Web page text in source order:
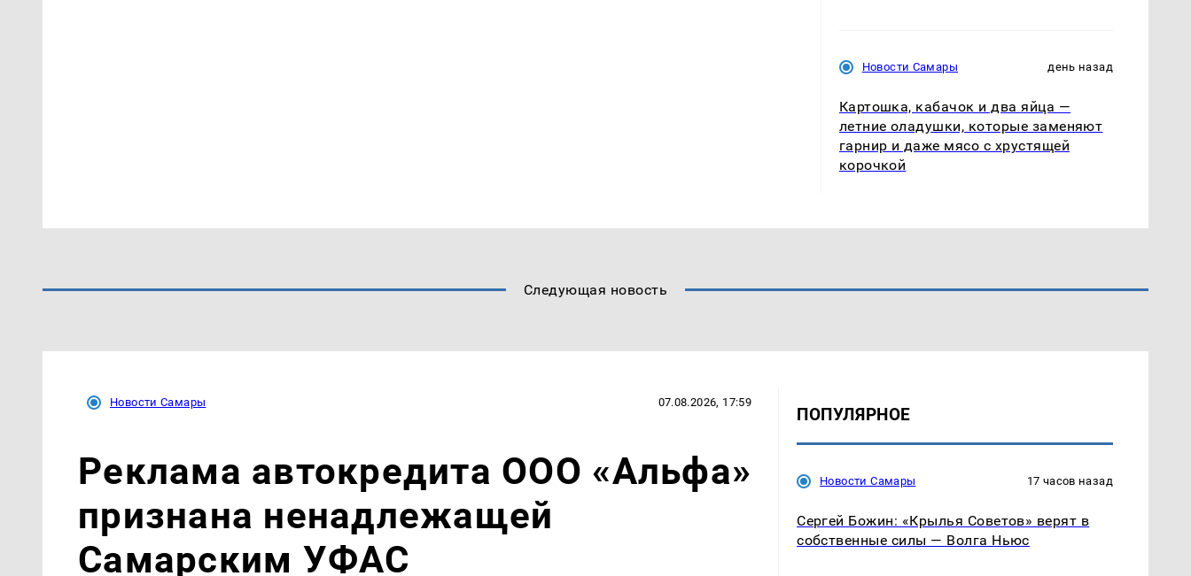
Новости Самары день назад
Картошка, кабачок и два яйца —
летние оладушки, которые заменяют
гарнир и даже мясо с хрустящей
корочкой
Следующая новость
Новости Самары 07.08.2026, 17:59
Реклама автокредита ООО «Альфа»
признана ненадлежащей
Самарским УФАС
ПОПУЛЯРНОЕ
Новости Самары 17 часов назад
Сергей Божин: «Крылья Советов» верят в
собственные силы — Волга Ньюс